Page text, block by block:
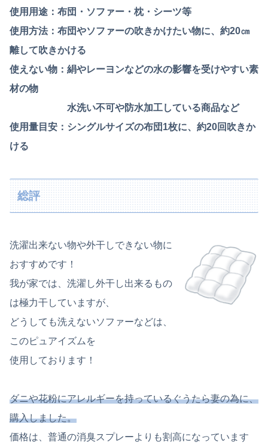
使用用途：布団・ソファー・枕・シーツ等
使用方法：布団やソファーの吹きかけたい物に、約20㎝
離して吹きかける
使えない物：絹やレーヨンなどの水の影響を受けやすい素
材の物
水洗い不可や防水加工している商品など
使用量目安：シングルサイズの布団1枚に、約20回吹きか
ける
総評
洗濯出来ない物や外干しできない物に
おすすめです！
我が家では、洗濯し外干し出来るもの
は極力干していますが、
どうしても洗えないソファーなどは、
このピュアイズムを
使用しております！
ダニや花粉にアレルギーを持っているぐうたら妻の為に、
購入しました。
価格は、普通の消臭スプレーよりも割高になっています